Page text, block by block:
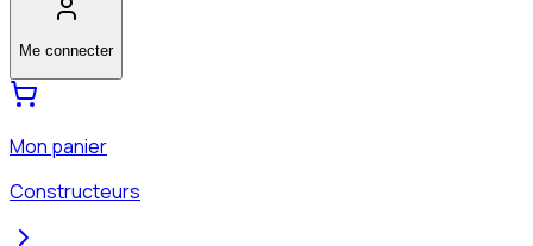
Me connecter
Mon panier
Constructeurs